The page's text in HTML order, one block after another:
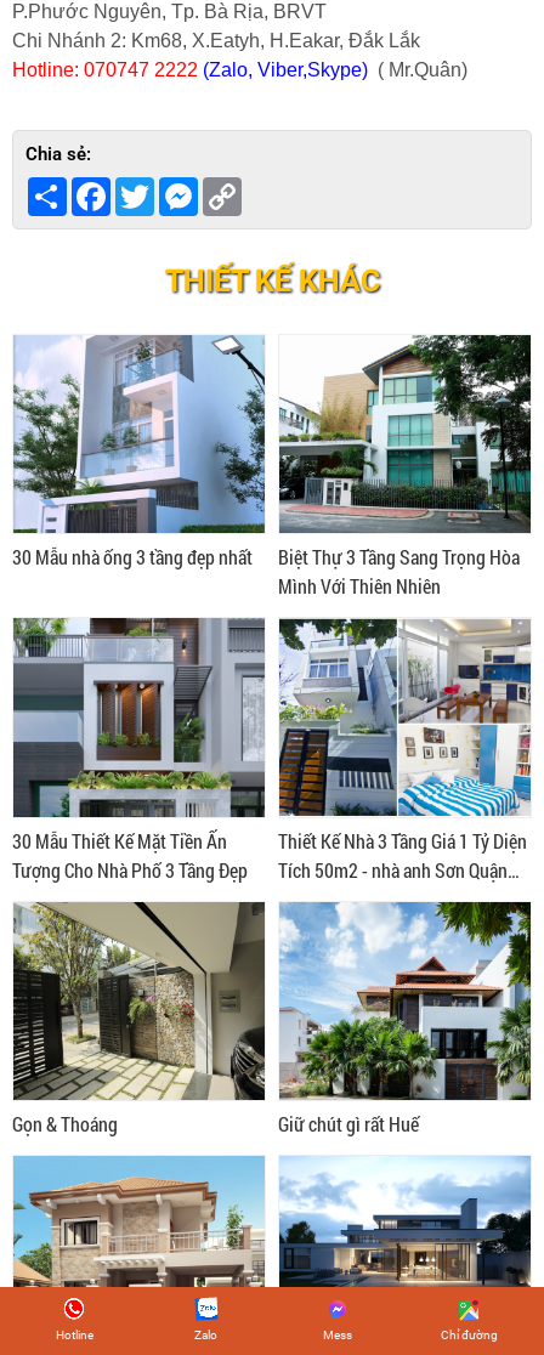
P.Phước Nguyên, Tp. Bà Rịa, BRVT
Chi Nhánh 2: Km68, X.Eatyh, H.Eakar, Đắk Lắk
Hotline: 070747 2222 (Zalo, Viber,Skype) ( Mr.Quân)
Chia sẻ:
Share Facebook
TwitterMessenger
THIẾT KẾ KHÁC
30 Mẫu nhà ống 3 tầng đẹp nhất
Biệt Thự 3 Tầng Sang Trọng Hòa
Mình Với Thiên Nhiên
30 Mẫu Thiết Kế Mặt Tiền Ấn
Tượng Cho Nhà Phố 3 Tầng Đẹp
Thiết Kế Nhà 3 Tầng Giá 1 Tỷ Diện
Tích 50m2 - nhà anh Sơn Quận
Tân Phú
Gọn & Thoáng Giữ chút gì rất Huế
Hotline Zalo Mess Chỉ đường